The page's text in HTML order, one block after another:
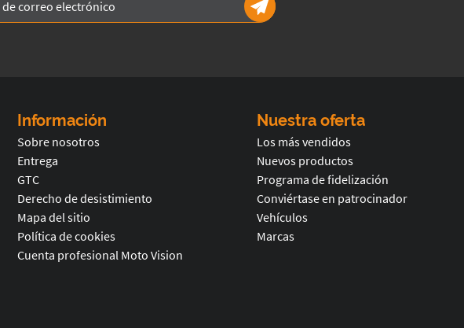
Información
Sobre nosotros
Entrega
GTC
Derecho de desistimiento
Mapa del sitio
Política de cookies
Cuenta profesional Moto Vision
Nuestra oferta
Los más vendidos
Nuevos productos
Programa de fidelización
Conviértase en patrocinador
Vehículos
Marcas